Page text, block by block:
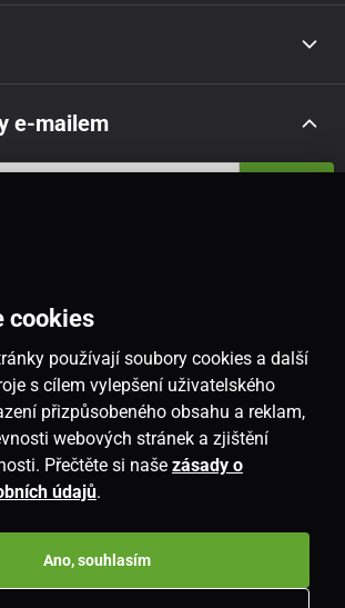
e-mailem
cookies
používají soubory cookies a další
s cílem vylepšení uživatelského
přizpůsobeného obsahu a reklam,
webových stránek a zjištění
Přečtěte si naše zásady o
údajů.
Ano, souhlasím